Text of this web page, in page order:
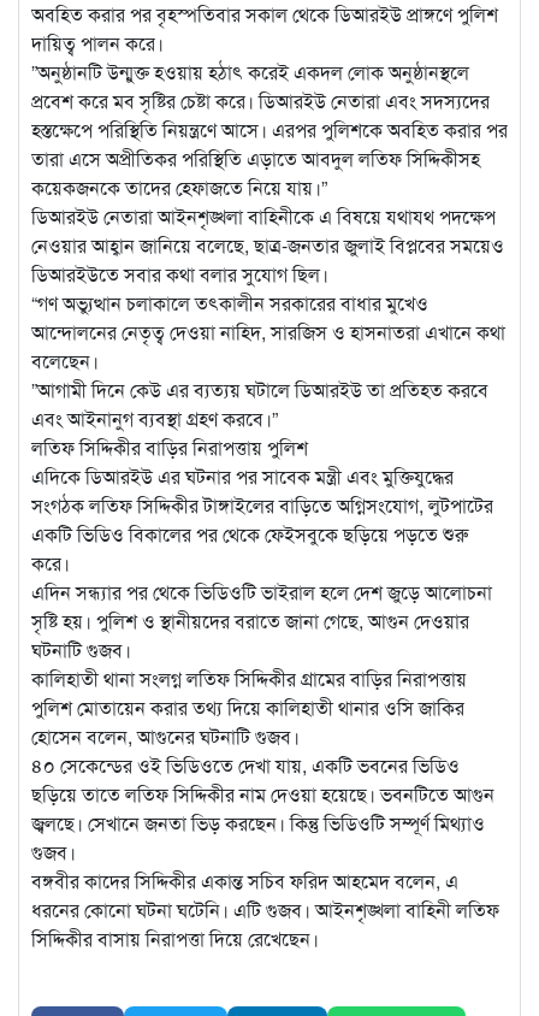
অবহিত করার পর বৃহস্পতিবার সকাল থেকে ডিআরইউ প্রাঙ্গণে পুলিশ
দায়িত্ব পালন করে।
”অনুষ্ঠানটি উন্মুক্ত হওয়ায় হঠাৎ করেই একদল লোক অনুষ্ঠানস্থলে
প্রবেশ করে মব সৃষ্টির চেষ্টা করে। ডিআরইউ নেতারা এবং সদস্যদের
হস্তক্ষেপে পরিস্থিতি নিয়ন্ত্রণে আসে। এরপর পুলিশকে অবহিত করার পর
তারা এসে অপ্রীতিকর পরিস্থিতি এড়াতে আবদুল লতিফ সিদ্দিকীসহ
কয়েকজনকে তাদের হেফাজতে নিয়ে যায়।”
ডিআরইউ নেতারা আইনশৃঙ্খলা বাহিনীকে এ বিষয়ে যথাযথ পদক্ষেপ
নেওয়ার আহ্বান জানিয়ে বলেছে, ছাত্র-জনতার জুলাই বিপ্লবের সময়েও
ডিআরইউতে সবার কথা বলার সুযোগ ছিল।
“গণ অভ্যুত্থান চলাকালে তৎকালীন সরকারের বাধার মুখেও
আন্দোলনের নেতৃত্ব দেওয়া নাহিদ, সারজিস ও হাসনাতরা এখানে কথা
বলেছেন।
”আগামী দিনে কেউ এর ব্যত্যয় ঘটালে ডিআরইউ তা প্রতিহত করবে
এবং আইনানুগ ব্যবস্থা গ্রহণ করবে।”
লতিফ সিদ্দিকীর বাড়ির নিরাপত্তায় পুলিশ
এদিকে ডিআরইউ এর ঘটনার পর সাবেক মন্ত্রী এবং মুক্তিযুদ্ধের
সংগঠক লতিফ সিদ্দিকীর টাঙ্গাইলের বাড়িতে অগ্নিসংযোগ, লুটপাটের
একটি ভিডিও বিকালের পর থেকে ফেইসবুকে ছড়িয়ে পড়তে শুরু
করে।
এদিন সন্ধ্যার পর থেকে ভিডিওটি ভাইরাল হলে দেশ জুড়ে আলোচনা
সৃষ্টি হয়। পুলিশ ও স্থানীয়দের বরাতে জানা গেছে, আগুন দেওয়ার
ঘটনাটি গুজব।
কালিহাতী থানা সংলগ্ন লতিফ সিদ্দিকীর গ্রামের বাড়ির নিরাপত্তায়
পুলিশ মোতায়েন করার তথ্য দিয়ে কালিহাতী থানার ওসি জাকির
হোসেন বলেন, আগুনের ঘটনাটি গুজব।
৪০ সেকেন্ডের ওই ভিডিওতে দেখা যায়, একটি ভবনের ভিডিও
ছড়িয়ে তাতে লতিফ সিদ্দিকীর নাম দেওয়া হয়েছে। ভবনটিতে আগুন
জ্বলছে। সেখানে জনতা ভিড় করছেন। কিন্তু ভিডিওটি সম্পূর্ণ মিথ্যাও
গুজব।
বঙ্গবীর কাদের সিদ্দিকীর একান্ত সচিব ফরিদ আহমেদ বলেন, এ
ধরনের কোনো ঘটনা ঘটেনি। এটি গুজব। আইনশৃঙ্খলা বাহিনী লতিফ
সিদ্দিকীর বাসায় নিরাপত্তা দিয়ে রেখেছেন।